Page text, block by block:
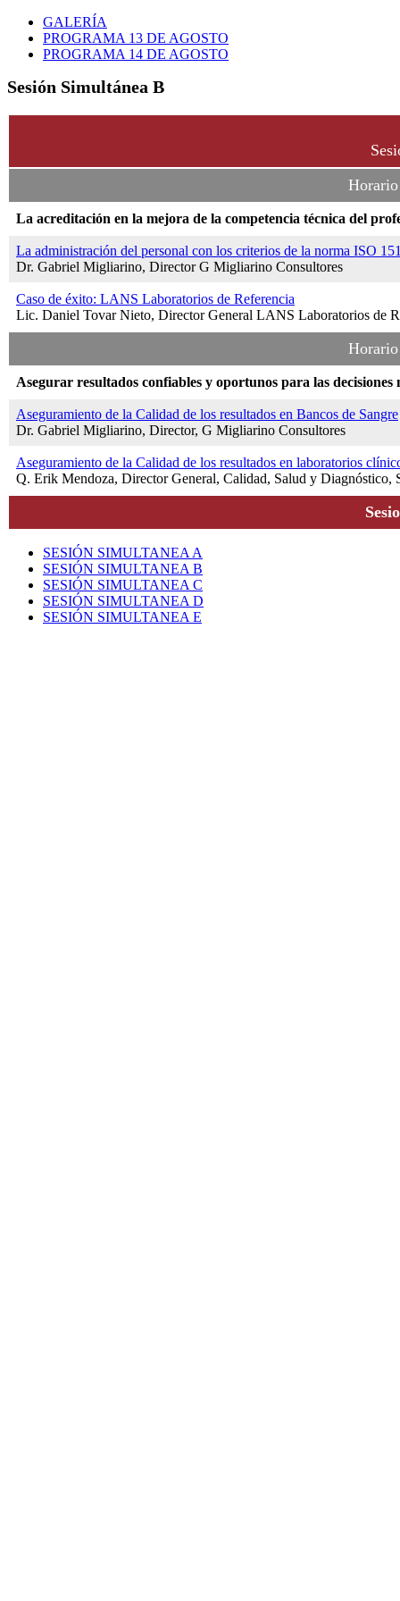
GALERÍA
PROGRAMA 13 DE AGOSTO
PROGRAMA 14 DE AGOSTO
Sesión Simultánea B
La acreditación en la mejora de la competencia técnica del
La administración del personal con los criterios de la norma ISO
Dr. Gabriel Migliarino, Director G Migliarino Consultores
Caso de éxito: LANS Laboratorios de Referencia
Lic. Daniel Tovar Nieto, Director General LANS Laboratorios de
Asegurar resultados confiables y oportunos para las decisiones
Aseguramiento de la Calidad de los resultados en Bancos de Sangre
Dr. Gabriel Migliarino, Director, G Migliarino Consultores
Aseguramiento de la Calidad de los resultados en laboratorios
Q. Erik Mendoza, Director General, Calidad, Salud y Diagnóstico,
SESIÓN SIMULTANEA A
SESIÓN SIMULTANEA B
SESIÓN SIMULTANEA C
SESIÓN SIMULTANEA D
SESIÓN SIMULTANEA E